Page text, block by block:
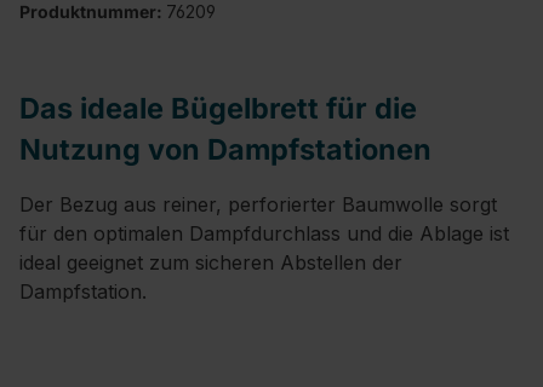
Produktnummer: 76209
Das ideale Bügelbrett für die
Nutzung von Dampfstationen
Der Bezug aus reiner, perforierter Baumwolle sorgt
für den optimalen Dampfdurchlass und die Ablage ist
ideal geeignet zum sicheren Abstellen der
Dampfstation.